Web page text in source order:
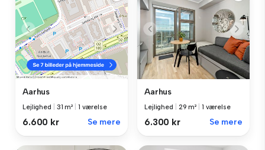
Aarhus
Lejlighed 31 m² 1 værelse
6.600 kr Se mere
Aarhus
Lejlighed 29 m² 1 værelse
6.300 kr Se mere